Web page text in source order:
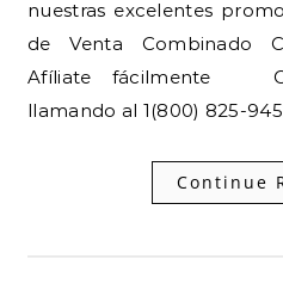
nuestras excelentes
de Venta Combinado
Afíliate fácilmente
llamando al 1(800) 825-
Continue